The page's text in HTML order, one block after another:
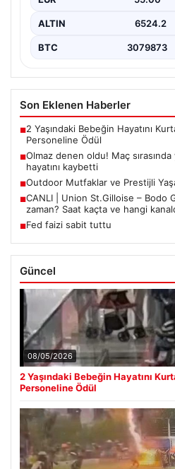
ALTIN 6524.2
BTC 3079873
Son Eklenen Haberler
■2 Yaşındaki Bebeğin Hayatını
Personeline Ödül
■Olmaz denen oldu! Maç sırasında
hayatını kaybetti
■Outdoor Mutfaklar ve Prestijli
■CANLI | Union St.Gilloise – Bodo
zaman? Saat kaçta ve hangi
■Fed faizi sabit tuttu
Güncel
08/05/2026
2 Yaşındaki Bebeğin Hayatını
Personeline Ödül